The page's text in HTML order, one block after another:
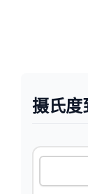
摄氏度